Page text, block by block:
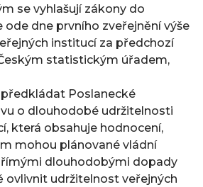
se vyhlašují zákony do
ode dne prvního zveřejnění výše
institucí za předchozí
statistickým úřadem,
Poslanecké
o dlouhodobé udržitelnosti
která obsahuje hodnocení,
mohou plánované vládní
dlouhodobými dopady
ovlivnit udržitelnost veřejných